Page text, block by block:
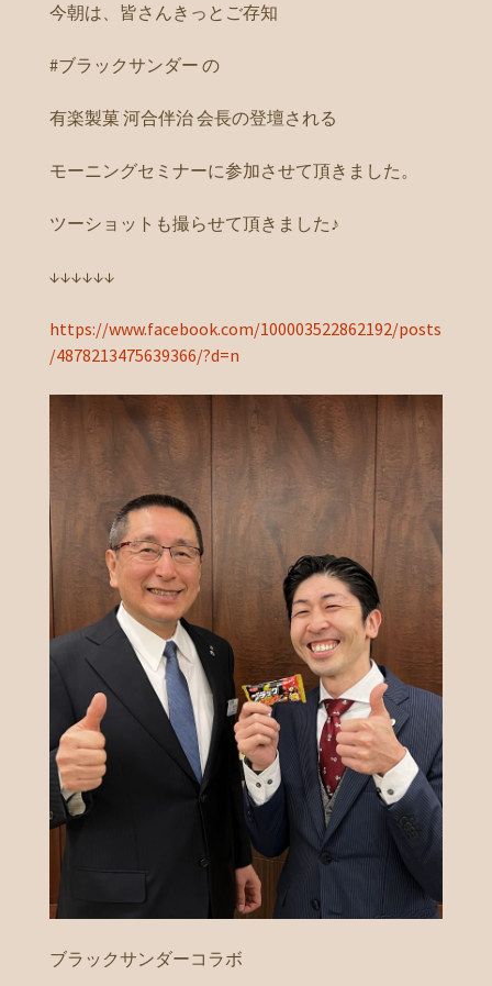
今朝は、皆さんきっとご存知
#ブラックサンダー の
有楽製菓 河合伴治 会長の登壇される
モーニングセミナーに参加させて頂きました。
ツーショットも撮らせて頂きました♪
↓↓↓↓↓↓
https://www.facebook.com/100003522862192/posts
/4878213475639366/?d=n
ブラックサンダーコラボ